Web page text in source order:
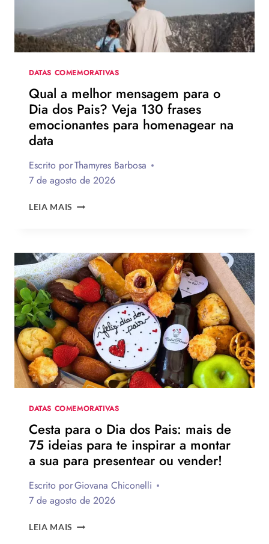
DATAS COMEMORATIVAS
Qual a melhor mensagem para o
Dia dos Pais? Veja 130 frases
emocionantes para homenagear na
data
Escrito porThamyres Barbosa
7 de agosto de 2026
LEIA MAIS QUAL
PARA
O
DIA
DOS
PAIS?
VEJA
130
FRASES
EMOCIONANTES
PARA
HOMENAGEAR
DATA
DATAS COMEMORATIVAS
Cesta para o Dia dos Pais: mais de
75 ideias para te inspirar a montar
a sua para presentear ou vender!
Escrito porGiovana Chiconelli
7 de agosto de 2026
LEIA MAIS CESTA